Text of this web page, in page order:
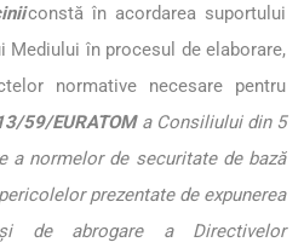
constă în acordarea suportului
în procesul de elaborare,
normative necesare pentru
59/EURATOM a Consiliului din 5
a normelor de securitate de bază
prezentate de expunerea
de abrogare a Directivelor